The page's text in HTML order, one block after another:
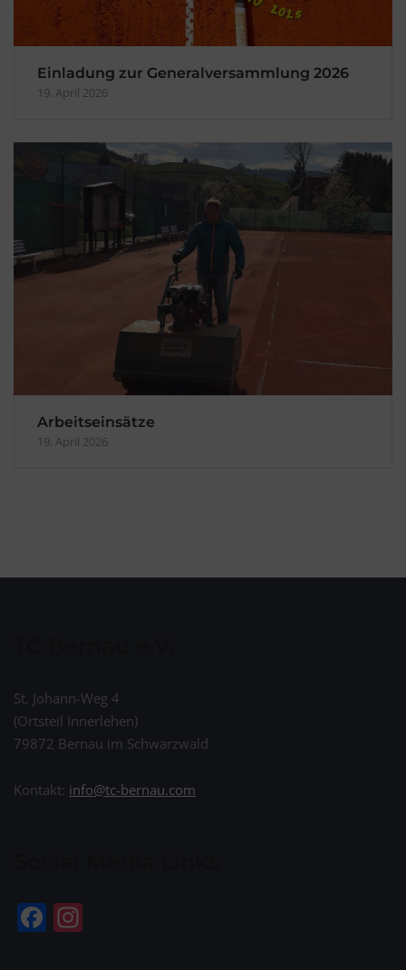
Einladung zur Generalversammlung 2026
19. April 2026
Arbeitseinsätze
19. April 2026
St. Johann-Weg 4
(Ortsteil Innerlehen)
79872 Bernau im Schwarzwald
Kontakt: info@tc-bernau.com
Facebook